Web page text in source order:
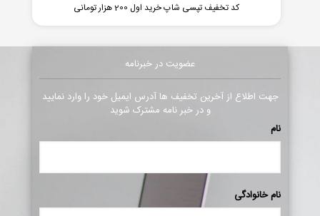
کد تخفیف تپسی شاپ خرید اول 200 هزار تومانی
عضویت در خبرنامه
جهت اطلاع از آخرین تخفیف ها آدرس ایمیل خود را وارد نمایید
و در خبر نامه مشترک شوید
نام
نام خانوادگی